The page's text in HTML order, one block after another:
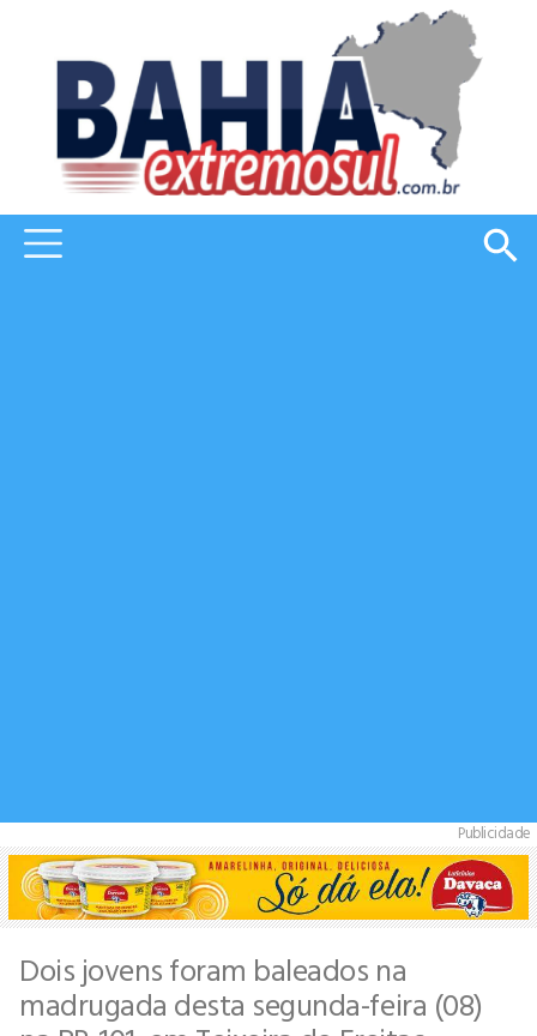
Publicidade
Dois jovens foram baleados na
madrugada desta segunda-feira (08)